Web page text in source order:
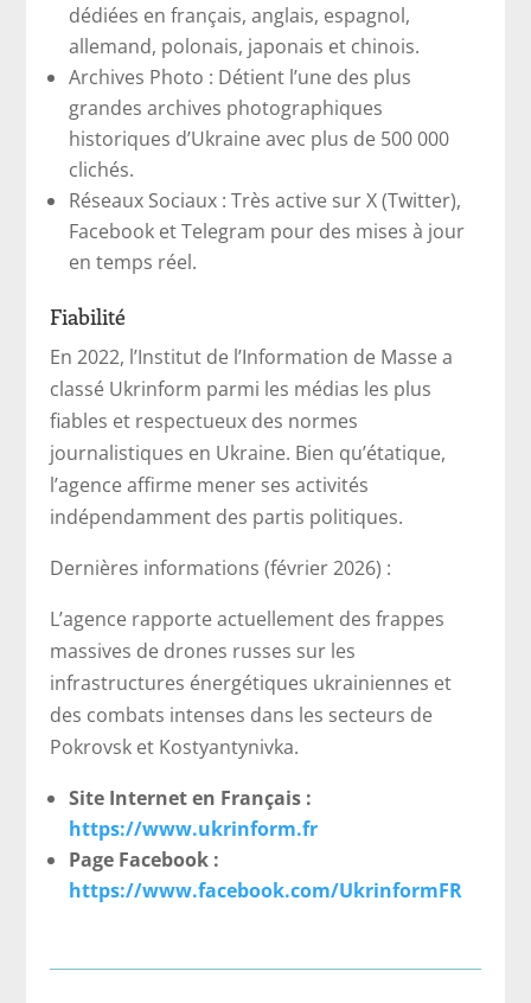
dédiées en français, anglais, espagnol,
allemand, polonais, japonais et chinois.
Archives Photo : Détient l’une des plus
grandes archives photographiques
historiques d’Ukraine avec plus de 500 000
clichés.
Réseaux Sociaux : Très active sur X (Twitter),
Facebook et Telegram pour des mises à jour
en temps réel.
Fiabilité
En 2022, l’Institut de l’Information de Masse a
classé Ukrinform parmi les médias les plus
fiables et respectueux des normes
journalistiques en Ukraine. Bien qu’étatique,
l’agence affirme mener ses activités
indépendamment des partis politiques.
Dernières informations (février 2026) :
L’agence rapporte actuellement des frappes
massives de drones russes sur les
infrastructures énergétiques ukrainiennes et
des combats intenses dans les secteurs de
Pokrovsk et Kostyantynivka.
Site Internet en Français :
https://www.ukrinform.fr
Page Facebook :
https://www.facebook.com/UkrinformFR